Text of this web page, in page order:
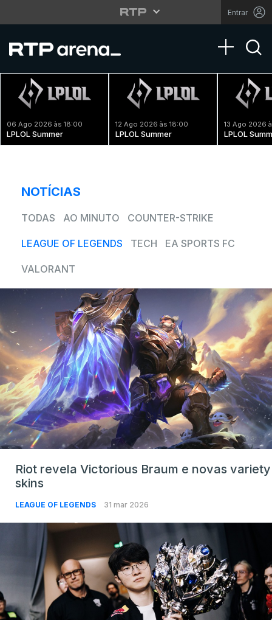
Entrar
Toggle
06 Ago 2026 às 18:00
LPLOL Summer
12 Ago 2026 às 18:00
LPLOL Summer
13 Ago 2026
LPLOL
NOTÍCIAS
TODAS AO MINUTO COUNTER-STRIKE
LEAGUE OF LEGENDS TECH EA SPORTS FC
VALORANT
Riot revela Victorious Braum e novas variety
skins
LEAGUE OF LEGENDS 31 mar 2026